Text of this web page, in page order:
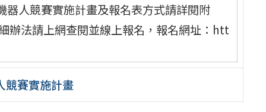
人競賽實施計畫及報名表方式請詳閱附
辦法請上網查閱並線上報名，報名網址：htt
競賽實施計畫